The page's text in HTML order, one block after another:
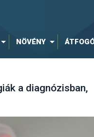
NÖVÉNY
a diagnózisban,